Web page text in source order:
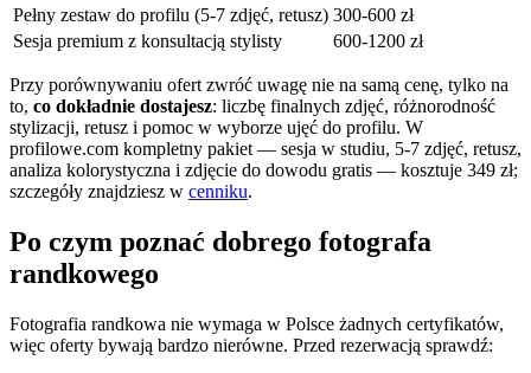
Pełny zestaw do profilu (5-7 zdjęć, retusz) 300-600 zł
Sesja premium z konsultacją stylisty
600-1200 zł
Przy porównywaniu ofert zwróć uwagę nie na samą cenę, tylko na
to, co dokładnie dostajesz: liczbę finalnych zdjęć, różnorodność
stylizacji, retusz i pomoc w wyborze ujęć do profilu. W
profilowe.com kompletny pakiet — sesja w studiu, 5-7 zdjęć, retusz,
analiza kolorystyczna i zdjęcie do dowodu gratis — kosztuje 349 zł;
szczegóły znajdziesz w cenniku.
Po czym poznać dobrego fotografa
randkowego
Fotografia randkowa nie wymaga w Polsce żadnych certyfikatów,
więc oferty bywają bardzo nierówne. Przed rezerwacją sprawdź: